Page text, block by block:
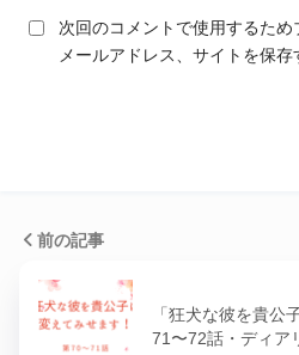
次回のコメントで使用するため
メールアドレス、サイトを保存
前の記事
「狂犬な彼を貴公
71〜72話・ディア